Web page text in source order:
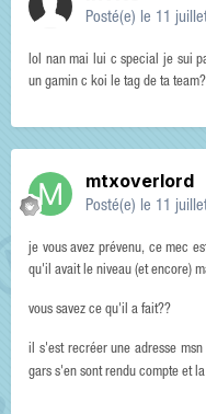
Posté(e) le 11
lol nan mai lui c special je sui
un gamin c koi le tag de ta team?
mtxoverlord
Posté(e) le 11
je vous avez prévenu, ce mec
qu'il avait le niveau (et encore)
vous savez ce qu'il a fait??
il s'est recréer une adresse
gars s'en sont rendu compte et